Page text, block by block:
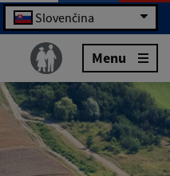
Slovenčina
Menu